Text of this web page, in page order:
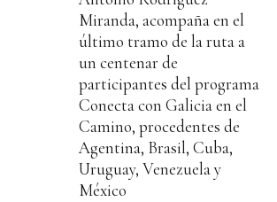
Miranda, acompaña en el
último tramo de la ruta a
un centenar de
participantes del programa
Conecta con Galicia en el
Camino, procedentes de
Agentina, Brasil, Cuba,
Uruguay, Venezuela y
México